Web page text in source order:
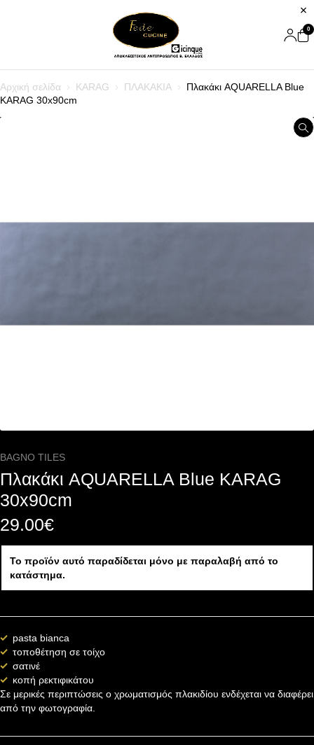
0
Αρχική σελίδα KARAG ΠΛΑΚΑΚΙΑ
Πλακάκι AQUARELLA Blue
KARAG 30x90cm
BAGNO TILES
Πλακάκι AQUARELLA Blue KARAG
30x90cm
29.00€
Το προϊόν αυτό παραδίδεται μόνο με παραλαβή από το
κατάστημα.
pasta bianca
τοποθέτηση σε τοίχο
σατινέ
κοπή ρεκτιφικάτου
Σε μερικές περιπτώσεις ο χρωματισμός πλακιδίου ενδέχεται να διαφέρει
από την φωτογραφία.